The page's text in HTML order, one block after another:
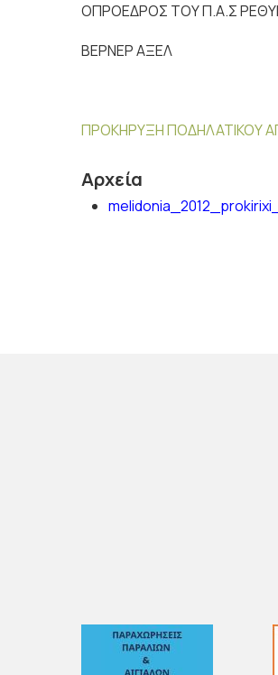
OΠΡΟΕΔΡΟΣ ΤΟΥ Π.Α.Σ
ΒΕΡΝΕΡ ΑΞΕΛ
ΠΡΟΚΗΡΥΞΗ ΠΟΔΗΛΑΤΙΚΟΥ
Αρχεία